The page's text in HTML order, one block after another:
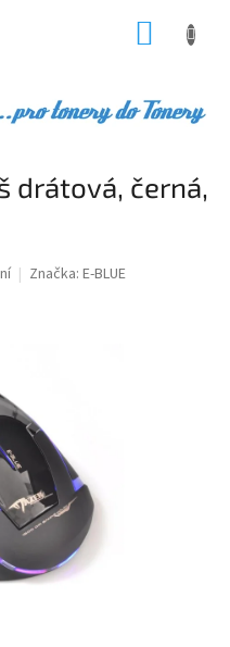
drátová, černá,
Značka: E-BLUE